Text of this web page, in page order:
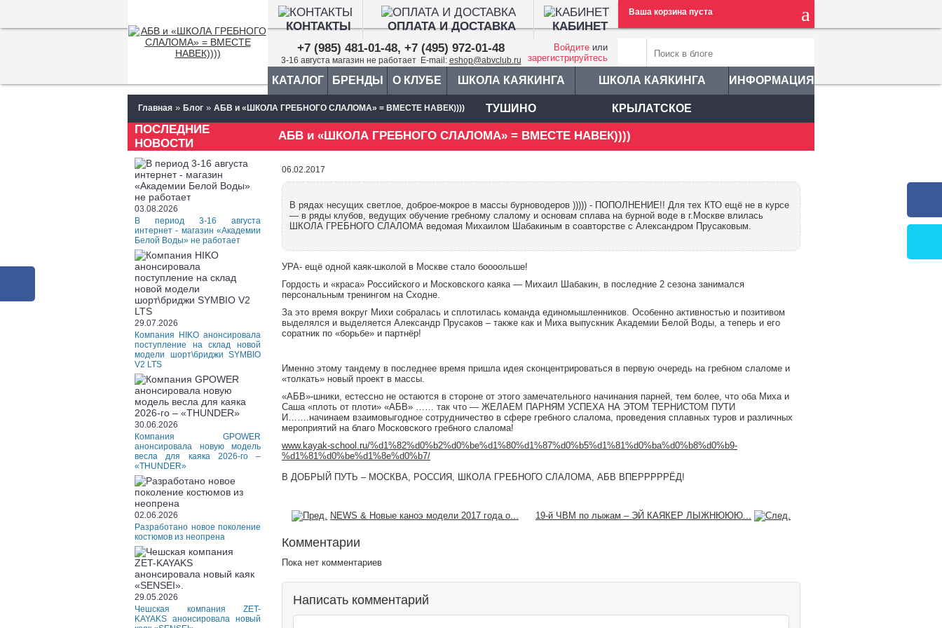
КОНТАКТЫ ОПЛАТА И ДОСТАВКА КАБИНЕТ
Ваша корзина пуста
+7 (985) 481-01-48, +7 (495) 972-01-48
3-16 августа магазин не работает E-mail: eshop@abvclub.ru
Войдите или
зарегистрируйтесь
КАТАЛОГ БРЕНДЫ О КЛУБЕ ШКОЛА КАЯКИНГА
ТУШИНО
ШКОЛА КАЯКИНГА
КРЫЛАТСКОЕ
ИНФОРМАЦИЯ
Главная » Блог » АБВ и «ШКОЛА ГРЕБНОГО СЛАЛОМА» = ВМЕСТЕ НАВЕК))))
ПОСЛЕДНИЕ
НОВОСТИ
03.08.2026
В период 3-16 августа
интернет - магазин «Академии
Белой Воды» не работает
29.07.2026
Компания HIKO анонсировала
поступление на склад новой
модели шорт\бриджи SYMBIO
V2 LTS
30.06.2026
Компания GPOWER
анонсировала новую модель
весла для каяка 2026-го –
«THUNDER»
02.06.2026
Разработано новое поколение
костюмов из неопрена
29.05.2026
Чешская компания ZET-
KAYAKS анонсировала новый
АБВ и «ШКОЛА ГРЕБНОГО СЛАЛОМА» = ВМЕСТЕ НАВЕК))))
06.02.2017
В рядах несущих светлое, доброе-мокрое в массы бурноводеров ))))) - ПОПОЛНЕНИЕ!! Для тех КТО ещё не в курсе
— в ряды клубов, ведущих обучение гребному слалому и основам сплава на бурной воде в г.Москве влилась
ШКОЛА ГРЕБНОГО СЛАЛОМА ведомая Михаилом Шабакиным в соавторстве с Александром Прусаковым.
УРА- ещё одной каяк-школой в Москве стало боооольше!
Гордость и «краса» Российского и Московского каяка — Михаил Шабакин, в последние 2 сезона занимался
персональным тренингом на Сходне.
За это время вокруг Михи собралась и сплотилась команда единомышленников. Особенно активностью и позитивом
выделялся и выделяется Александр Прусаков – также как и Миха выпускник Академии Белой Воды, а теперь и его
соратник по «борьбе» и партнёр!
Именно этому тандему в последнее время пришла идея сконцентрироваться в первую очередь на гребном слаломе и
«толкать» новый проект в массы.
«АБВ»-шники, естессно не остаются в стороне от этого замечательного начинания парней, тем более, что оба Миха и
Саша «плоть от плоти» «АБВ» …… так что — ЖЕЛАЕМ ПАРНЯМ УСПЕХА НА ЭТОМ ТЕРНИСТОМ ПУТИ
И…….начинаем взаимовыгодное сотрудничество в сфере гребного слалома, проведения сплавных туров и различных
мероприятий на благо Московского гребного слалома!
www.kayak-school.ru/%d1%82%d0%b2%d0%be%d1%80%d1%87%d0%b5%d1%81%d0%ba%d0%b8%d0%b9-
%d1%81%d0%be%d1%8e%d0%b7/
В ДОБРЫЙ ПУТЬ – МОСКВА, РОССИЯ, ШКОЛА ГРЕБНОГО СЛАЛОМА, АБВ ВПЕРРРРРЁД!
NEWS & Новые каноэ модели 2017 года о... 19-й ЧВМ по лыжам – ЭЙ КАЯКЕР ЛЫЖНЮЮЮ...
Комментарии
Пока нет комментариев
Написать комментарий